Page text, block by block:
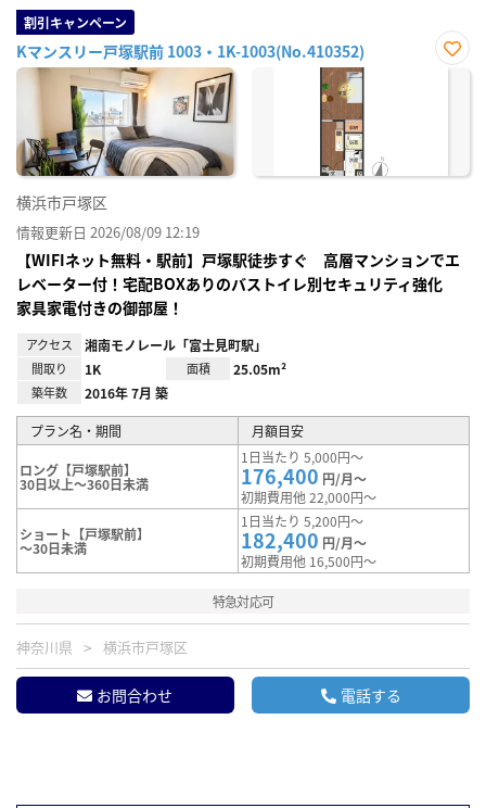
割引キャンペーン
Kマンスリー戸塚駅前 1003・1K-1003(No.410352)
お気
横浜市戸塚区
情報更新日 2026/08/09 12:19
【WIFIネット無料・駅前】戸塚駅徒歩すぐ 高層マンションでエ
レベーター付！宅配BOXありのバストイレ別セキュリティ強化
家具家電付きの御部屋！
アクセス 湘南モノレール「富士見町駅」
間取り 1K 面積 25.05m²
築年数 2016年 7月 築
プラン名・期間 月額目安
ロング【戸塚駅前】
30日以上～360日未満
1日当たり 5,000円～
176,400 円/月～
初期費用他 22,000円～
ショート【戸塚駅前】
～30日未満
1日当たり 5,200円～
182,400 円/月～
初期費用他 16,500円～
特急対応可
神奈川県 横浜市戸塚区
お問合わせ 電話する